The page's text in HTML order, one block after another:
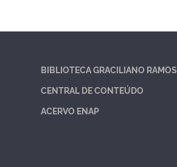
BIBLIOTECA GRACILIANO RAMOS
CENTRAL DE CONTEÚDO
ACERVO ENAP